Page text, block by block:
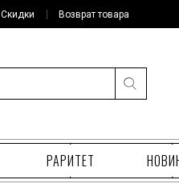
Скидки Возврат товара
РАРИТЕТ